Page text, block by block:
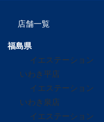
店舗一覧
福島県
イエステーション
いわき平店
イエステーション
いわき泉店
イエステーション